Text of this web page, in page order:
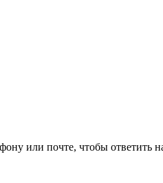
или почте, чтобы ответить